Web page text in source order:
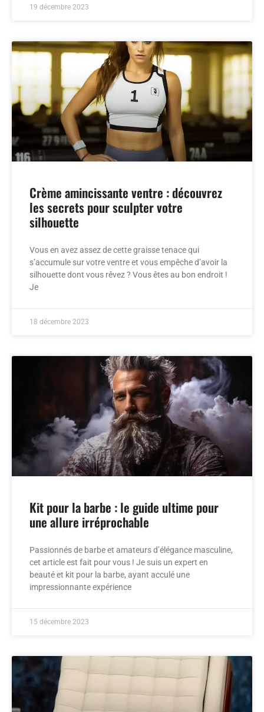
19 décembre 2023
Crème amincissante ventre : découvrez
les secrets pour sculpter votre
silhouette
Vous en avez assez de cette graisse tenace qui
s’accumule sur votre ventre et vous empêche d’avoir la
silhouette dont vous rêvez ? Vous êtes au bon endroit !
Je
18 décembre 2023
Kit pour la barbe : le guide ultime pour
une allure irréprochable
Passionnés de barbe et amateurs d’élégance masculine,
cet article est fait pour vous ! Je suis un expert en
beauté et kit pour la barbe, ayant acculé une
impressionnante expérience
15 décembre 2023